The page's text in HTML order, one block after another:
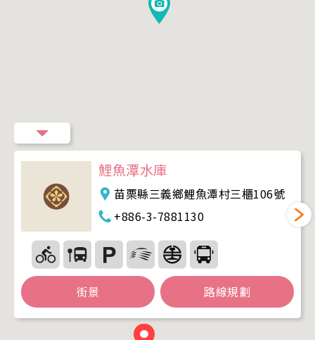
鯉魚潭水庫
苗栗縣三義鄉鯉魚潭村三櫃106號
+886-3-7881130
街景 路線規劃